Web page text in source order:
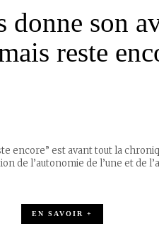
son
reste
encore” est avant tout la
de l’autonomie de l’une et de
EN SAVOIR +